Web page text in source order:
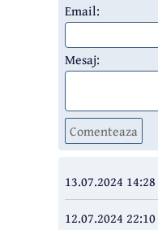
Email:
Mesaj:
Comenteaza
13.07.2024 14:28
12.07.2024 22:10